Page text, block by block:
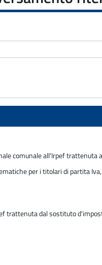
comunale all'Irpef trattenuta
per i titolari di partita
trattenuta dal sostituto